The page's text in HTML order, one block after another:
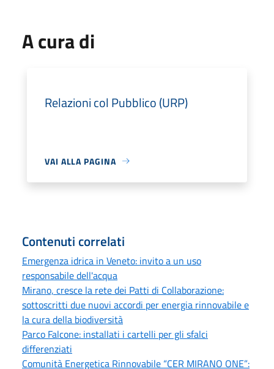
A cura di
Relazioni col Pubblico (URP)
VAI ALLA PAGINA
Contenuti correlati
Emergenza idrica in Veneto: invito a un uso
responsabile dell'acqua
Mirano, cresce la rete dei Patti di Collaborazione:
sottoscritti due nuovi accordi per energia rinnovabile e
la cura della biodiversità
Parco Falcone: installati i cartelli per gli sfalci
differenziati
Comunità Energetica Rinnovabile “CER MIRANO ONE”: